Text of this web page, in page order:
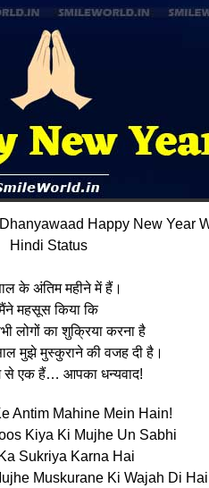
Happy New Year
Hindi Status
के अंतिम महीने में हैं।
महसूस किया कि
लोगों का शुक्रिया करना है
मुझे मुस्‍कुराने की वजह दी है।
एक हैं… आपका धन्‍यवाद!
Antim Mahine Mein Hain!
Kiya Ki Mujhe Un Sabhi
Sukriya Karna Hai
Muskurane Ki Wajah Di Hai